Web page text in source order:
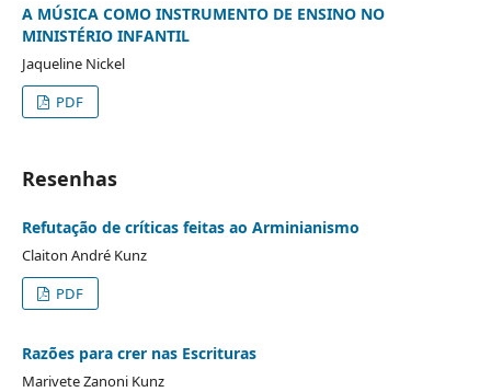
A MÚSICA COMO INSTRUMENTO DE ENSINO NO
MINISTÉRIO INFANTIL
Jaqueline Nickel
PDF
Resenhas
Refutação de críticas feitas ao Arminianismo
Claiton André Kunz
PDF
Razões para crer nas Escrituras
Marivete Zanoni Kunz